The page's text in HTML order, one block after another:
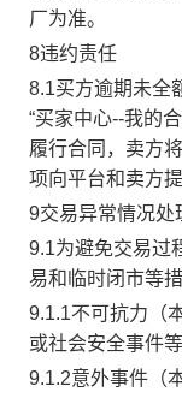
厂为准。
8违约责任
8.1买方逾期未全
“买家中心--我的
履行合同，卖方
项向平台和卖方
9交易异常情况处
9.1为避免交易过
易和临时闭市等
9.1.1不可抗力（
或社会安全事件等
9.1.2意外事件（